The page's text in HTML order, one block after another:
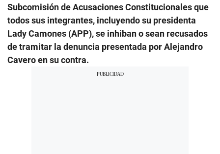
Subcomisión de Acusaciones Constitucionales que
todos sus integrantes, incluyendo su presidenta
Lady Camones (APP), se inhiban o sean recusados
de tramitar la denuncia presentada por Alejandro
Cavero en su contra.